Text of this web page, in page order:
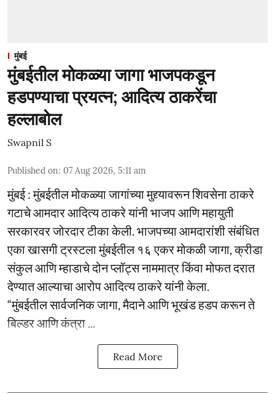
मुंबई
मुंबईतील मोकळ्या जागा भाजपकडून
हडपण्याचा प्रयत्न; आदित्य ठाकरेंचा
हल्लाबोल
Swapnil S
Published on: 07 Aug 2026, 5:11 am
मुंबई : मुंबईतील मोकळ्या जागांच्या मुद्द्यावरून शिवसेना ठाकरे
गटाचे आमदार आदित्य ठाकरे यांनी भाजप आणि महायुती
सरकारवर जोरदार टीका केली. भाजपच्या आमदारांशी संबंधित
एका खासगी ट्रस्टला मुंबईतील १६ एकर मोकळी जागा, क्रीडा
संकुल आणि म्हाडाचे दोन प्लॉट्स नाममात्र किंवा मोफत दरात
देण्यात आल्याचा आरोप आदित्य ठाकरे यांनी केला.
“मुंबईतील सार्वजनिक जागा, मैदाने आणि भूखंड हडप करून ते
बिल्डर आणि कंत्रा ...
Read More